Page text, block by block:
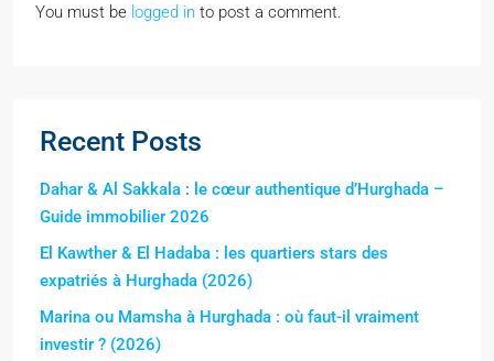
You must be logged in to post a comment.
Recent Posts
Dahar & Al Sakkala : le cœur authentique d’Hurghada –
Guide immobilier 2026
El Kawther & El Hadaba : les quartiers stars des
expatriés à Hurghada (2026)
Marina ou Mamsha à Hurghada : où faut-il vraiment
investir ? (2026)